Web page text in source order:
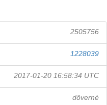
2505756
1228039
2017-01-20 16:58:34 UTC
dôverné